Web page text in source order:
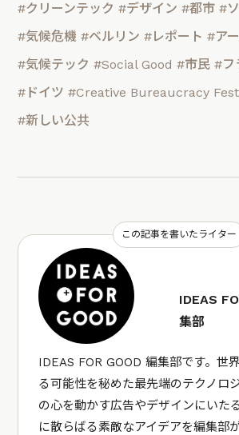
#クリーンテック #デザイン #都市 #
#気候危機 #ベルリン #レポート #ア
#気候テック #Social Good #市民 #フ
#ドイツ #Creative Bureaucracy
#新しい公共
この記事を書いたライター
IDEAS
集部
IDEAS FOR GOOD 編集部です。世
る可能性を秘めた最先端のテクノロ
の心を動かす広告やデザインにいた
に散らばる素敵なアイデアを編集部